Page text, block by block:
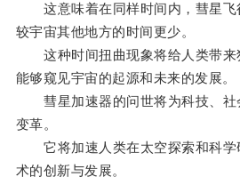
这意味着在同样时间内，彗星飞
较宇宙其他地方的时间更少。
这种时间扭曲现象将给人类带来
能够窥见宇宙的起源和未来的发展。
彗星加速器的问世将为科技、社
变革。
它将加速人类在太空探索和科学
术的创新与发展。